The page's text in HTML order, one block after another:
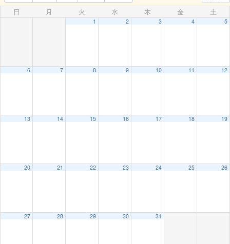
日 月 火 水 木 金 土
1 2 3 4 5
6 7 8 9 10 11 12
13 14 15 16 17 18 19
20 21 22 23 24 25 26
27 28 29 30 31